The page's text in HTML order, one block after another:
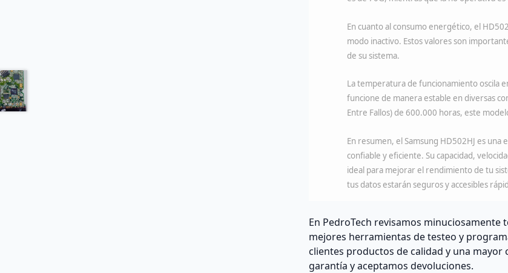
En cuanto al consumo energético, el
modo inactivo. Estos valores son
de su sistema.
La temperatura de funcionamiento oscila
funcione de manera estable en diversas
Entre Fallos) de 600.000 horas, este
En resumen, el Samsung HD502HJ es
confiable y eficiente. Su capacidad,
ideal para mejorar el rendimiento de tu
tus datos estarán seguros y accesibles
En PedroTech revisamos
mejores herramientas de testeo y
clientes productos de calidad y una
garantía y aceptamos devoluciones.